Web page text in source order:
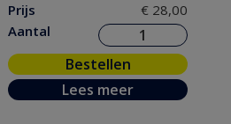
Prijs
€ 28,00
Aantal
Bestellen
Lees meer